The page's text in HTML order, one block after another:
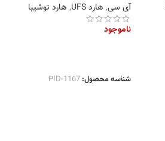
آی سی, هارد UFS , هارد توشیبا
ناموجود
شناسه محصول: PID-1167